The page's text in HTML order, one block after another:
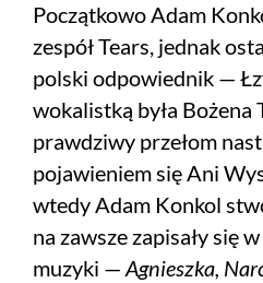
Początkowo Adam
zespół Tears, jednak
polski odpowiednik —
wokalistką była Bożena
prawdziwy przełom
pojawieniem się Ani
wtedy Adam Konkol
na zawsze zapisały się
muzyki — Agnieszka,